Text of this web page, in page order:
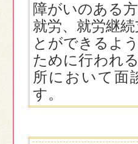
障がいのある
就労、就労継
とができるよ
ために行われ
所において面
す。